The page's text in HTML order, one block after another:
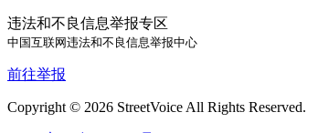
违法和不良信息举报专区
中国互联网违法和不良信息举报中心
前往举报
Copyright © 2026 StreetVoice All Rights Reserved.